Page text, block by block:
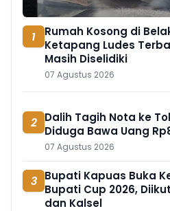
1
Rumah Kosong di
Ketapang Ludes
Masih Diselidiki
07 Agustus 2026
2 Dalih Tagih Nota ke
Diduga Bawa Uang
07 Agustus 2026
3 Bupati Kapuas Buka
Bupati Cup 2026,
dan Kalsel